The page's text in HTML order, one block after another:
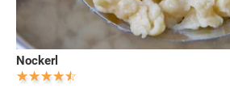
Nockerl